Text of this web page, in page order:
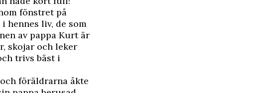
fönstret på
hennes liv, de som
av pappa Kurt är
skojar och leker
trivs bäst i
föräldrarna åkte